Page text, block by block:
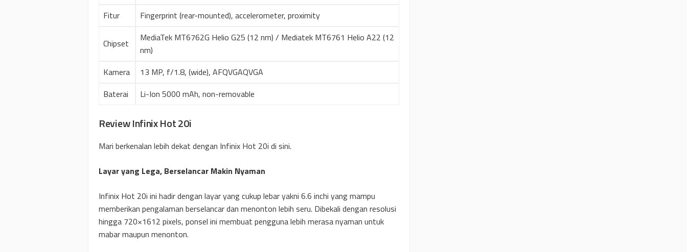
Fitur
Fingerprint (rear-mounted), accelerometer, proximity
Chipset
MediaTek MT6762G Helio G25 (12 nm) / Mediatek MT6761 Helio A22 (12
nm)
Kamera
13 MP, f/1.8, (wide), AFQVGAQVGA
Baterai
Li-Ion 5000 mAh, non-removable
Review Infinix Hot 20i
Mari berkenalan lebih dekat dengan Infinix Hot 20i di sini.
Layar yang Lega, Berselancar Makin Nyaman
Infinix Hot 20i ini hadir dengan layar yang cukup lebar yakni 6.6 inchi yang mampu
memberikan pengalaman berselancar dan menonton lebih seru. Dibekali dengan resolusi
hingga 720×1612 pixels, ponsel ini membuat pengguna lebih merasa nyaman untuk
mabar maupun menonton.